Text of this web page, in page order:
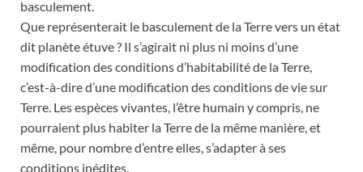
basculement.
Que représenterait le basculement de la Terre vers un état
dit planète étuve ? Il s’agirait ni plus ni moins d’une
modification des conditions d’habitabilité de la Terre,
c’est-à-dire d’une modification des conditions de vie sur
Terre. Les espèces vivantes, l’être humain y compris, ne
pourraient plus habiter la Terre de la même manière, et
même, pour nombre d’entre elles, s’adapter à ses
conditions inédites.